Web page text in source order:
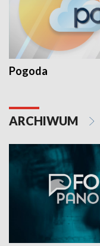
Pogoda
ARCHIWUM